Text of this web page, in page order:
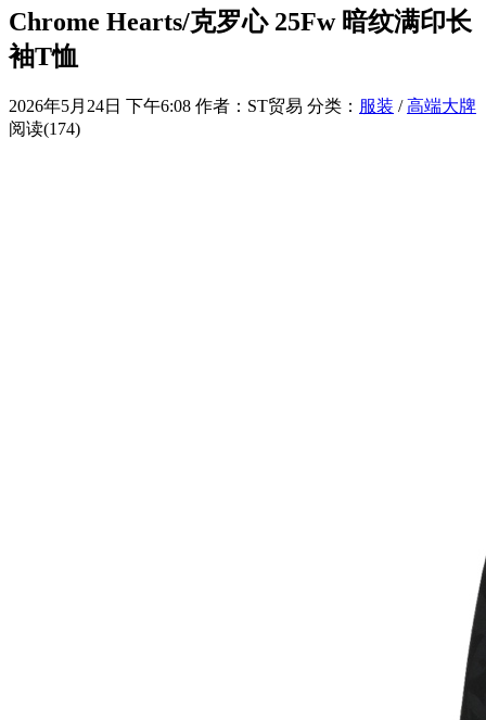
Chrome Hearts/克罗心 25Fw 暗纹满印长
袖T恤
2026年5月24日 下午6:08 作者：ST贸易 分类： 服装 /高端大牌
阅读(174)